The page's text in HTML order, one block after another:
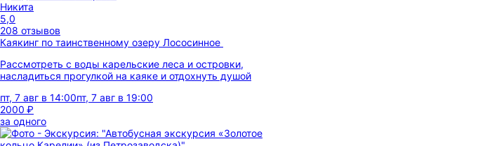
Никита
5,0
208 отзывов
Каякинг по таинственному озеру Лососинное
Рассмотреть с воды карельские леса и островки,
насладиться прогулкой на каяке и отдохнуть душой
пт, 7 авг в 14:00пт, 7 авг в 19:00
2000 ₽
за одного